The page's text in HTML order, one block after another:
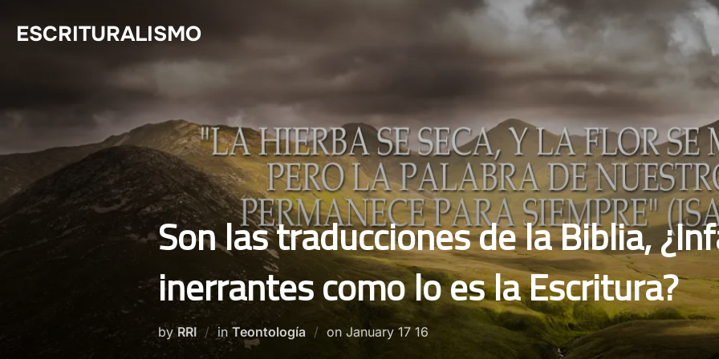
ESCRITURALISMO
Son las traducciones de la Biblia,
inerrantes como lo es la Escritura?
byRRI in Teontología on Posted
January 17 16